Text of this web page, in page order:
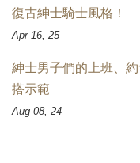
復古紳士騎士風格！
Apr 16, 25
紳士男子們的上班、
搭示範
Aug 08, 24